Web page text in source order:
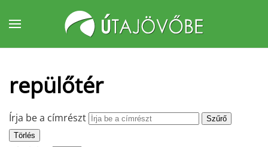
Fő tartalom átugrása
repülőtér
Írja be a címrészt
Szűrő
Törlés